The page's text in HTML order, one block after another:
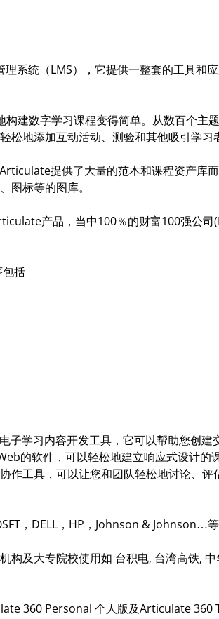
系统（LMS），它提供一整套的工具和
建数字学习课程变得简单。从数百个主
松地添加互动活动、测验和其他吸引学习
提供了大量的范本和课程资产库
图标等的图库。
产品，当中100％的财富100强公
括
学习内容开发工具，它可以帮助您创建
的软件，可以轻松地建立响应式设计的
工具，可以让您和团队轻松地讨论、评
，DELL，HP，Johnson & Johnson…等
构及大专院校使用如 台积电, 台湾高铁,
360 Personal 个人版及Articulate 360